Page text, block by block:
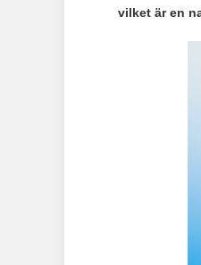
vilket är en